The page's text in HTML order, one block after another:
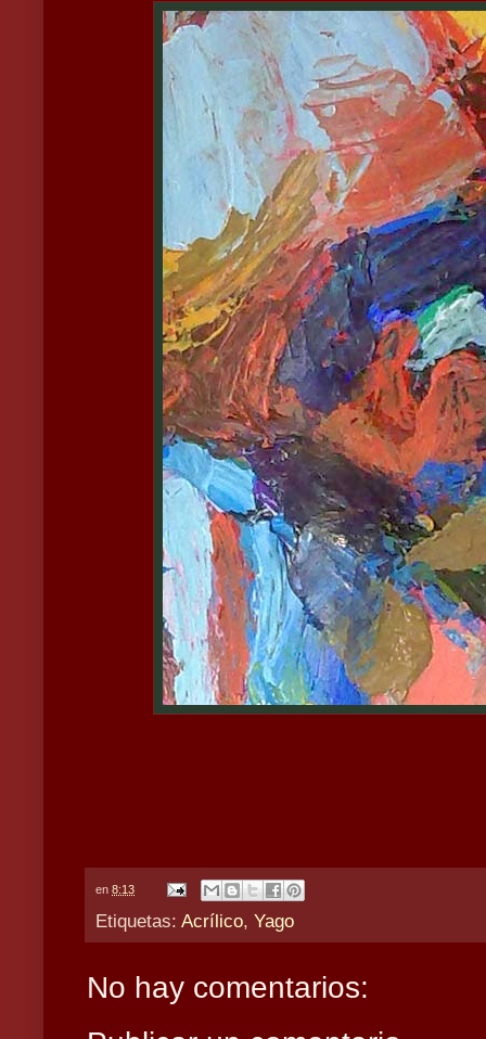
en 8:13
Etiquetas: Acrílico, Yago
No hay comentarios: